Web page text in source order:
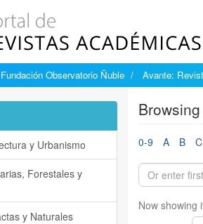
Fundación Observatorio Ñuble Avante:
0-9 A B C
Now showing
y Urbanismo
Forestales y
y Naturales